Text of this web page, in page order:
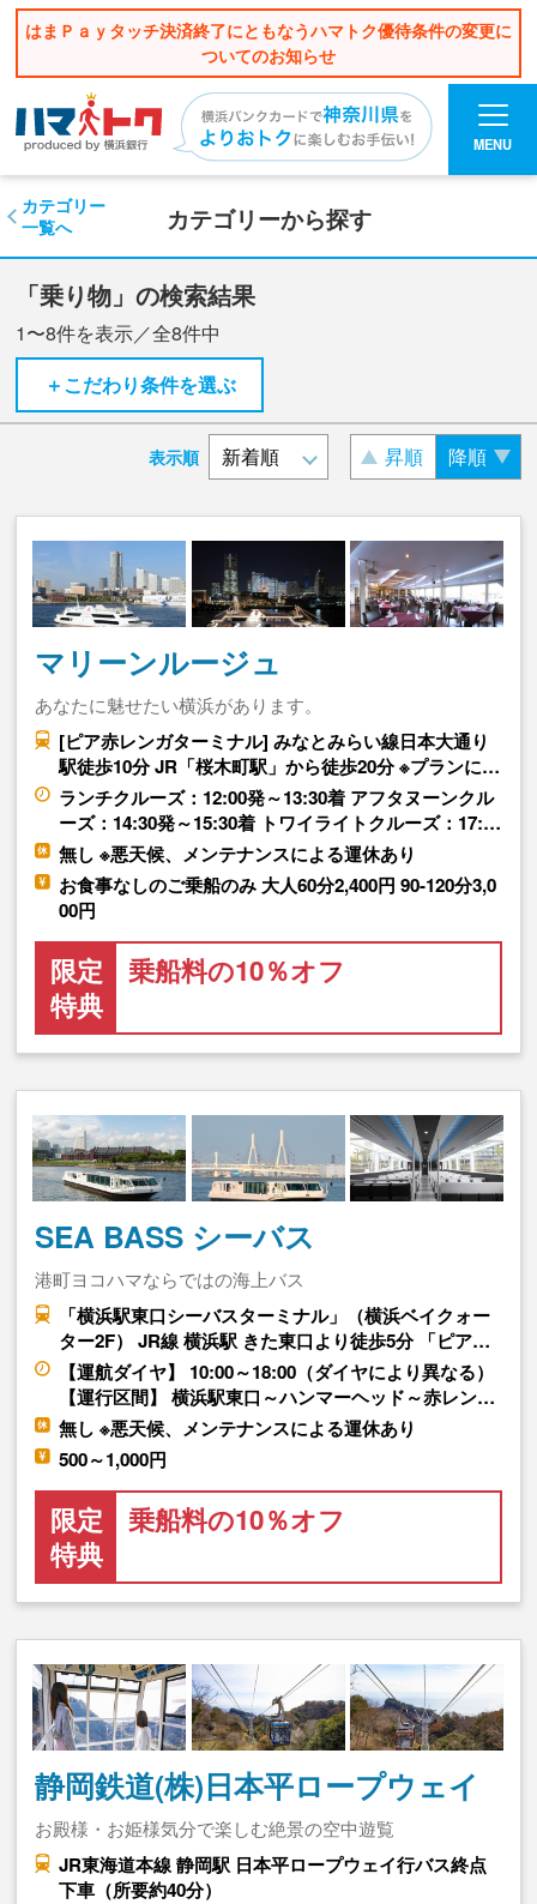
はまＰａｙタッチ決済終了にともなうハマトク優待条件の変更に
ついてのお知らせ
MENU
カテゴリーから探す
カテゴリー
一覧へ
「乗り物」の検索結果
1〜8件を表示／全8件中
＋こだわり条件を選ぶ
表示順 昇順 降順
マリーンルージュ
あなたに魅せたい横浜があります。
[ピア赤レンガターミナル] みなとみらい線日本大通り
駅徒歩10分 JR「桜木町駅」から徒歩20分 ※プランに…
ランチクルーズ：12:00発～13:30着 アフタヌーンクル
ーズ：14:30発～15:30着 トワイライトクルーズ：17:…
無し ※悪天候、メンテナンスによる運休あり
お食事なしのご乗船のみ 大人60分2,400円 90-120分3,0
00円
限定
特典
乗船料の10％オフ
SEA BASS シーバス
港町ヨコハマならではの海上バス
「横浜駅東口シーバスターミナル」（横浜ベイクォー
ター2F） JR線 横浜駅 きた東口より徒歩5分 「ピア…
【運航ダイヤ】 10:00～18:00（ダイヤにより異なる）
【運行区間】 横浜駅東口～ハンマーヘッド～赤レン…
無し ※悪天候、メンテナンスによる運休あり
500～1,000円
限定
特典
乗船料の10％オフ
静岡鉄道(株)日本平ロープウェイ
お殿様・お姫様気分で楽しむ絶景の空中遊覧
JR東海道本線 静岡駅 日本平ロープウェイ行バス終点
下車（所要約40分）